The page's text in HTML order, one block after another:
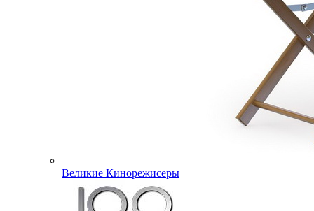
Великие Кинорежисеры